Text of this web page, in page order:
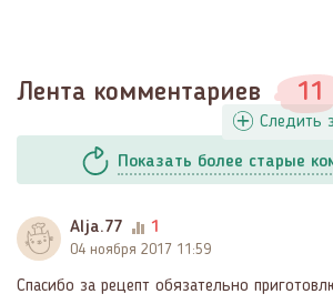
Лента комментариев 11
Следить
Показать более старые
Alja.77 1
04 ноября 2017 11:59
Спасибо за рецепт обязательно